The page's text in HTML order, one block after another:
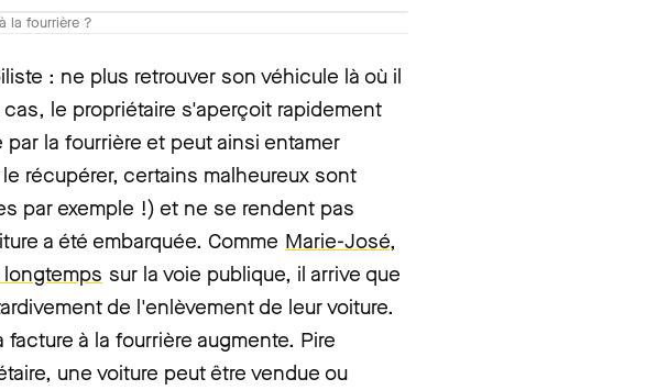
la fourrière ?
: ne plus retrouver son véhicule là où il
le propriétaire s'aperçoit rapidement
la fourrière et peut ainsi entamer
récupérer, certains malheureux sont
par exemple !) et ne se rendent pas
a été embarquée. Comme Marie-José,
sur la voie publique, il arrive que
de l'enlèvement de leur voiture.
à la fourrière augmente. Pire
une voiture peut être vendue ou